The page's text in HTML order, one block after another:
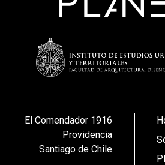
El Comendador 1916
Providencia
Santiago de Chile